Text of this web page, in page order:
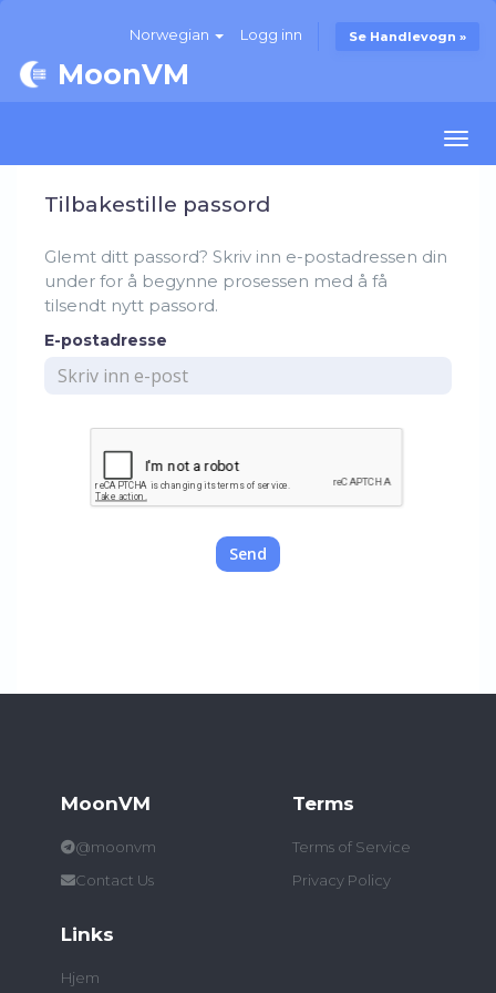
Norwegian Logg inn Se Handlevogn »
MoonVM
Tilbakestille passord
Glemt ditt passord? Skriv inn e-postadressen din
under for å begynne prosessen med å få
tilsendt nytt passord.
E-postadresse
Send
MoonVM
@moonvm
Contact Us
Terms
Terms of Service
Privacy Policy
Links
Hjem